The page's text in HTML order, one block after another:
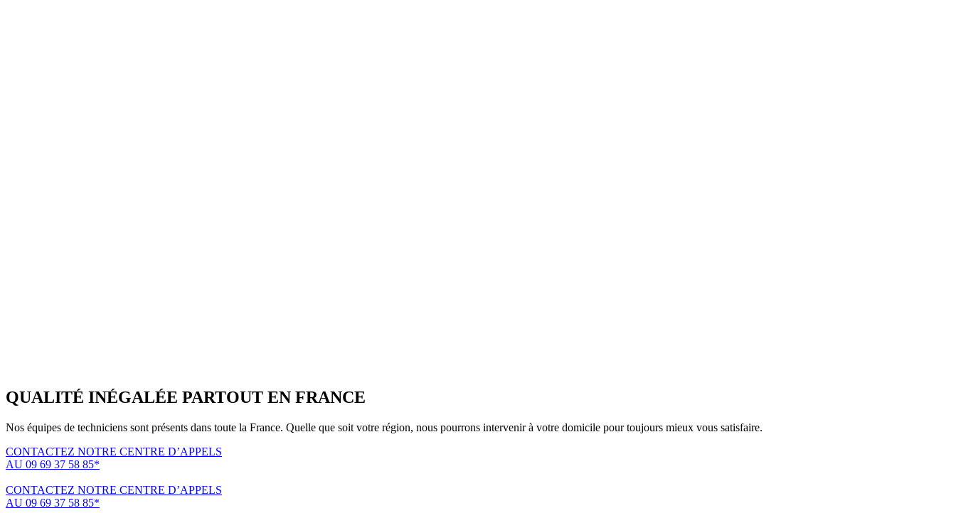
QUALITÉ INÉGALÉE PARTOUT EN FRANCE
Nos équipes de techniciens sont présents dans toute la France. Quelle que soit votre région, nous pourrons intervenir à votre domicile pour toujours mieux vous satisfaire.
CONTACTEZ NOTRE CENTRE D’APPELS
AU 09 69 37 58 85*
CONTACTEZ NOTRE CENTRE D’APPELS
AU 09 69 37 58 85*